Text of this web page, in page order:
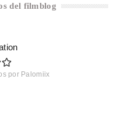
del filmblog
por Palomiix